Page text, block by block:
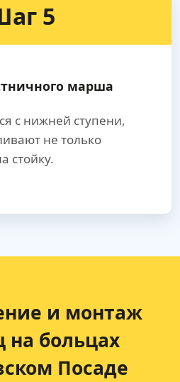
5
марша
с нижней ступени,
не только
стойку.
и монтаж
на больцах
Посаде